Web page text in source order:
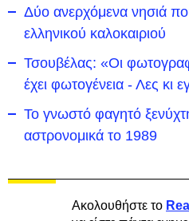
Δύο ανερχόμενα νησιά
ελληνικού καλοκαιριού
Τσουβέλας: «Οι
έχει φωτογένεια - Λες κι
Το γνωστό φαγητό
αστρονομικά το 1989
Ακολουθήστε το